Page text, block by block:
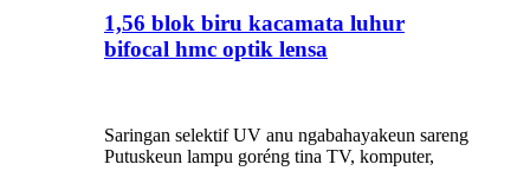
1,56 blok biru kacamata luhur
bifocal hmc optik lensa
Saringan selektif UV anu ngabahayakeun sareng
Putuskeun lampu goréng tina TV, komputer,